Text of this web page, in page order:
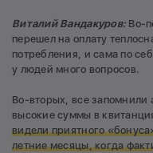
Виталий Вандакуров: Во-
перешел на оплату
потребления, и сама по
у людей много вопросов.
Во-вторых, все запомнили
высокие суммы в
видели приятного
летние месяцы, когда